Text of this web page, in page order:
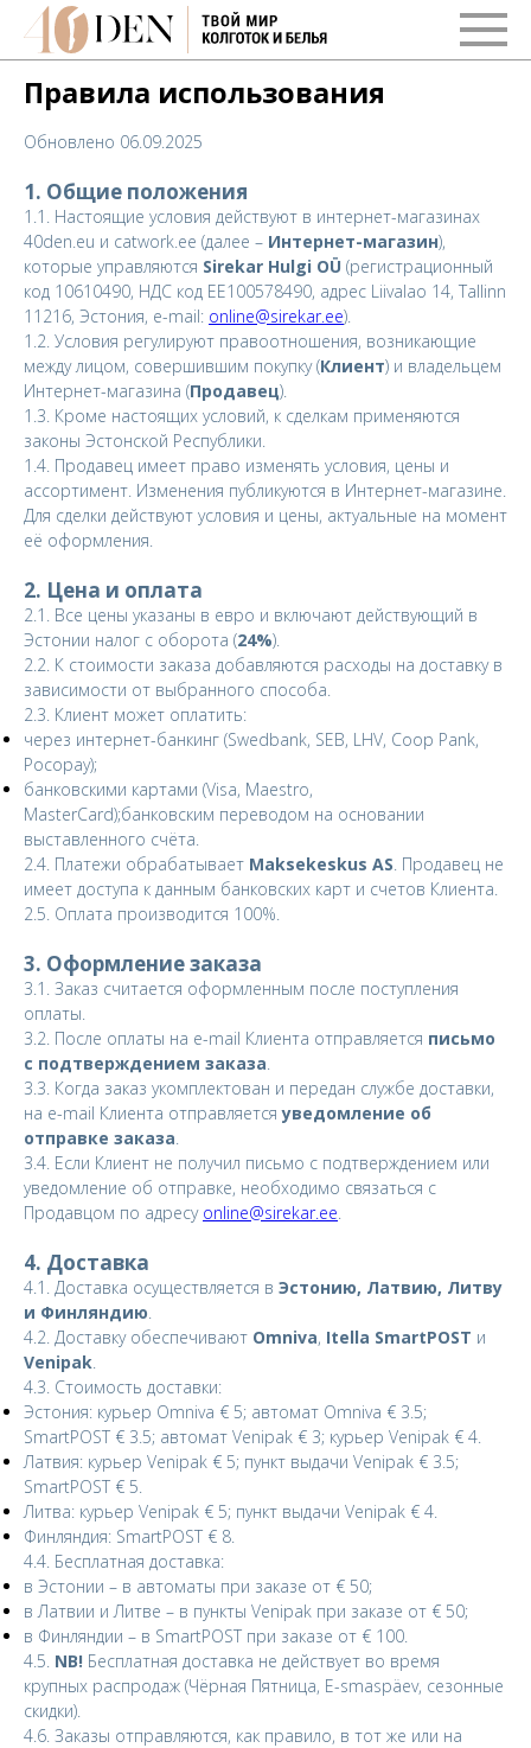
Правила использования
Обновлено 06.09.2025
1. Общие положения
1.1. Настоящие условия действуют в интернет-магазинах
40den.eu и catwork.ee (далее – Интернет-магазин),
которые управляются Sirekar Hulgi OÜ (регистрационный
код 10610490, НДС код EE100578490, адрес Liivalao 14, Tallinn
11216, Эстония, e-mail: online@sirekar.ee).
1.2. Условия регулируют правоотношения, возникающие
между лицом, совершившим покупку (Клиент) и владельцем
Интернет-магазина (Продавец).
1.3. Кроме настоящих условий, к сделкам применяются
законы Эстонской Республики.
1.4. Продавец имеет право изменять условия, цены и
ассортимент. Изменения публикуются в Интернет-магазине.
Для сделки действуют условия и цены, актуальные на момент
её оформления.
2. Цена и оплата
2.1. Все цены указаны в евро и включают действующий в
Эстонии налог с оборота (24%).
2.2. К стоимости заказа добавляются расходы на доставку в
зависимости от выбранного способа.
2.3. Клиент может оплатить:
через интернет-банкинг (Swedbank, SEB, LHV, Coop Pank,
Pocopay);
банковскими картами (Visa, Maestro,
MasterCard);банковским переводом на основании
выставленного счёта.
2.4. Платежи обрабатывает Maksekeskus AS. Продавец не
имеет доступа к данным банковских карт и счетов Клиента.
2.5. Оплата производится 100%.
3. Оформление заказа
3.1. Заказ считается оформленным после поступления
оплаты.
3.2. После оплаты на e-mail Клиента отправляется письмо
с подтверждением заказа.
3.3. Когда заказ укомплектован и передан службе доставки,
на e-mail Клиента отправляетсяуведомление об
отправке заказа.
3.4. Если Клиент не получил письмо с подтверждением или
уведомление об отправке, необходимо связаться с
Продавцом по адресу online@sirekar.ee.
4. Доставка
4.1. Доставка осуществляется в Эстонию, Латвию, Литву
и Финляндию.
4.2. Доставку обеспечивают Omniva, Itella SmartPOST и
Venipak.
4.3. Стоимость доставки:
Эстония: курьер Omniva € 5; автомат Omniva € 3.5;
SmartPOST € 3.5; автомат Venipak € 3; курьер Venipak € 4.
Латвия: курьер Venipak € 5; пункт выдачи Venipak € 3.5;
SmartPOST € 5.
Литва: курьер Venipak € 5; пункт выдачи Venipak € 4.
Финляндия: SmartPOST € 8.
4.4. Бесплатная доставка:
в Эстонии – в автоматы при заказе от € 50;
в Латвии и Литве – в пункты Venipak при заказе от € 50;
в Финляндии – в SmartPOST при заказе от € 100.
4.5. NB! Бесплатная доставка не действует во время
крупных распродаж (Чёрная Пятница, E-smaspäev, сезонные
скидки).
4.6. Заказы отправляются, как правило, в тот же или на